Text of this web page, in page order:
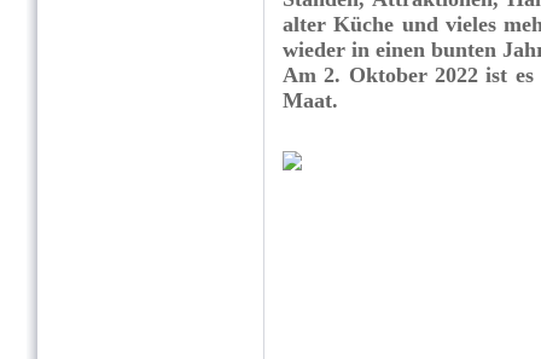
alter Küche und vieles
wieder in einen bunten
Am 2. Oktober 2022 ist
Maat.